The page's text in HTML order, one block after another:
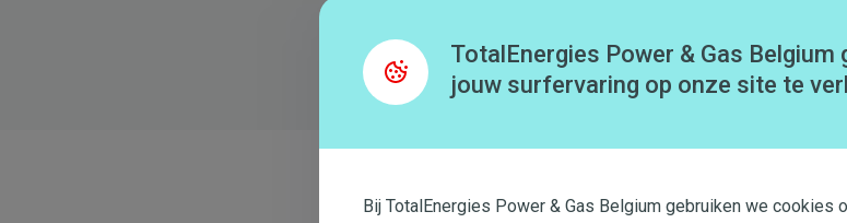
Neem contact met
TotalEnergies Power & Gas
jouw surfervaring op onze site te
Bij TotalEnergies Power & Gas Belgium gebruiken we cookies